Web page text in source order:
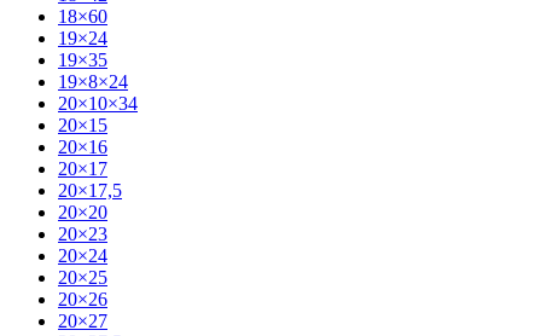
18×60
19×24
19×35
19×8×24
20×10×34
20×15
20×16
20×17
20×17,5
20×20
20×23
20×24
20×25
20×26
20×27